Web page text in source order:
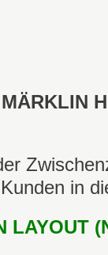
in
LAYOUT